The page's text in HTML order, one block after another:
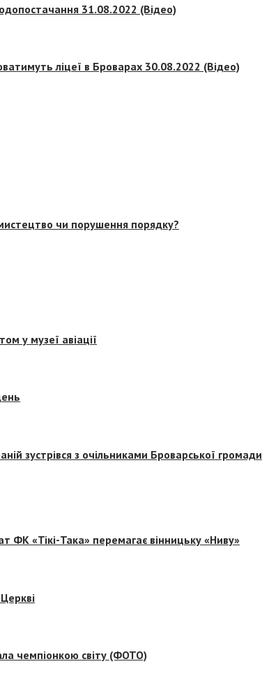
31.08.2022 (Відео)
ліцеї в Броварах 30.08.2022 (Відео)
чи порушення порядку?
у музеї авіації
зустрівся з очільниками Броварської громади
ФК «Тікі-Така» перемагає вінницьку «Ниву»
чемпіонкою світу (ФОТО)